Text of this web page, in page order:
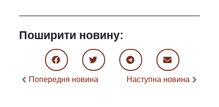
Поширити новину:
Попередня новина Наступна новина